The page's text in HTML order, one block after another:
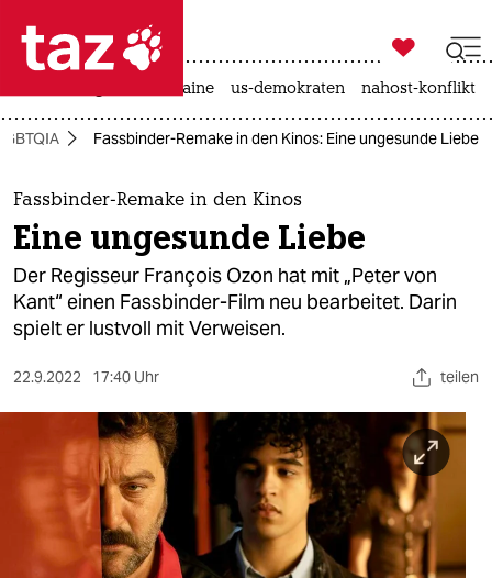
 taz zahl ich
taz zahl ich
themen
politik
öko
gesellschaft
sport
berlin
nord

taz zahl ich
krieg in der ukraine us-demokraten nahost-konflikt
Fassbinder-Remake in den Kinos: Eine ungesunde Liebe
Fassbinder-Remake in den Kinos
Eine ungesunde Liebe
Der Regisseur François Ozon hat mit „Peter von
Kant“ einen Fassbinder-Film neu bearbeitet. Darin
spielt er lustvoll mit Verweisen.
22.9.2022 17:40 Uhr teilen